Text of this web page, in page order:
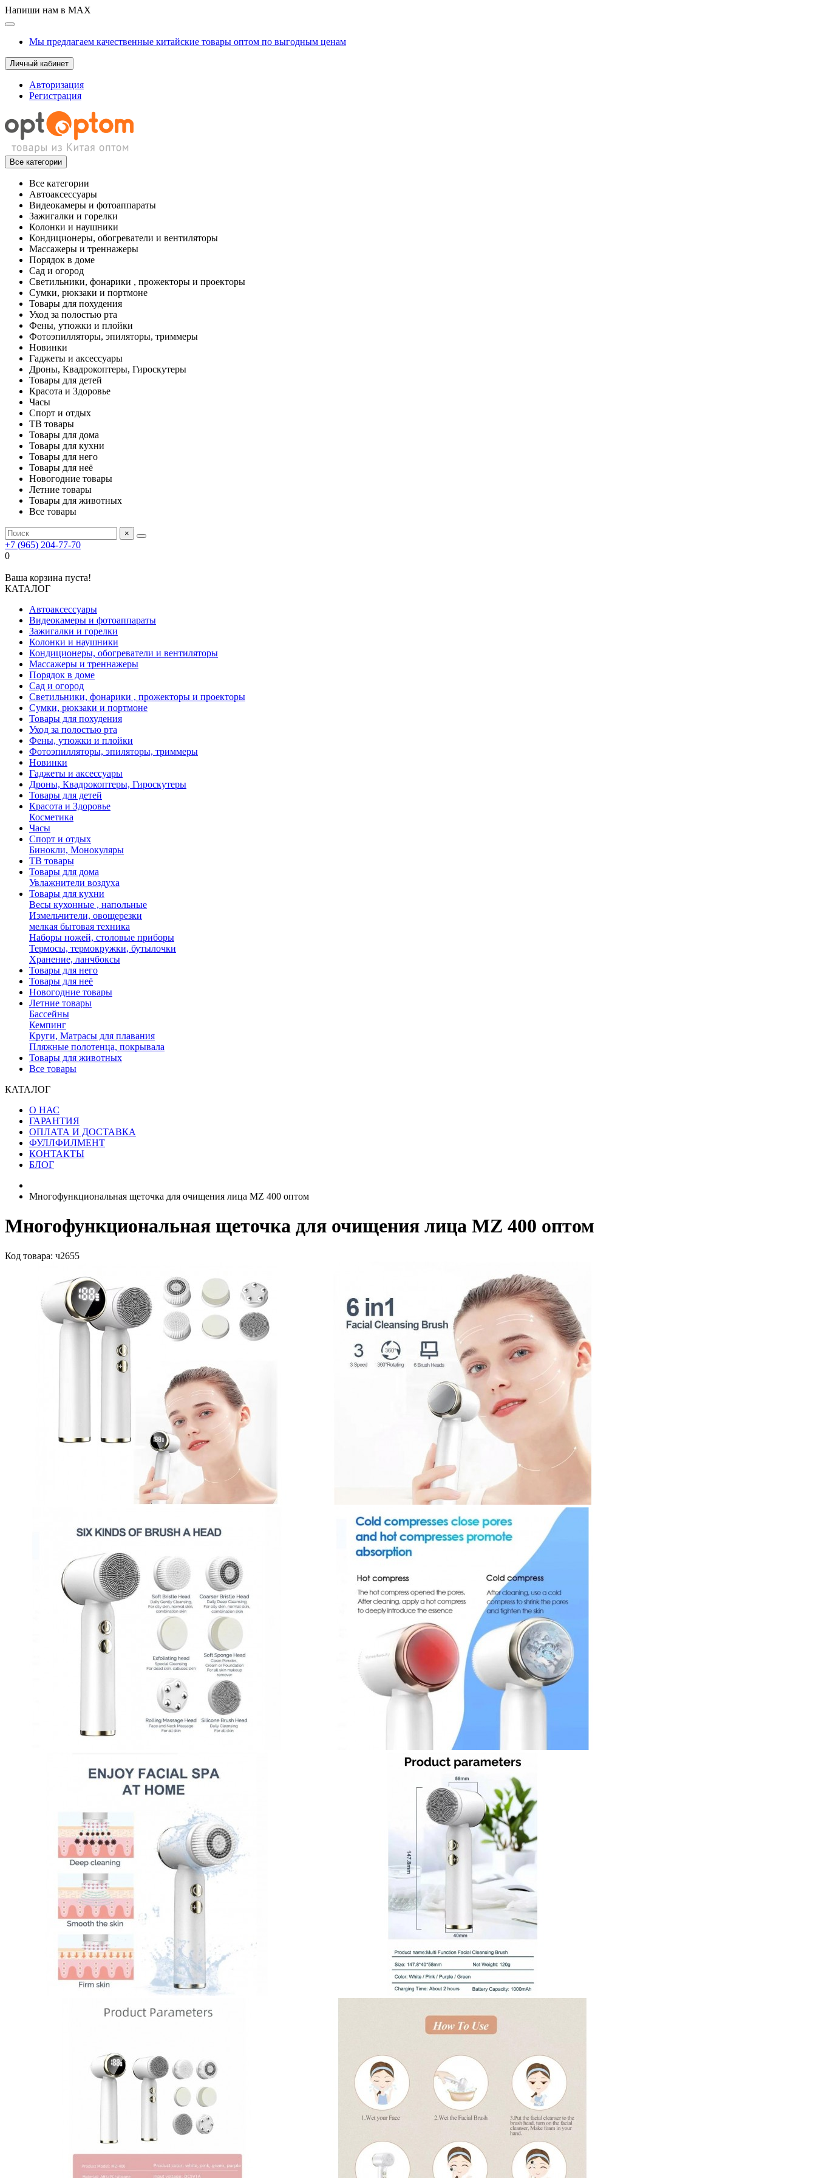
Напиши нам в MAX
Мы предлагаем качественные китайские товары оптом по выгодным ценам
Личный кабинет
Авторизация
Регистрация
Все категории
Все категории
Автоаксессуары
Видеокамеры и фотоаппараты
Зажигалки и горелки
Колонки и наушники
Кондиционеры, обогреватели и вентиляторы
Массажеры и треннажеры
Порядок в доме
Сад и огород
Светильники, фонарики , прожекторы и проекторы
Сумки, рюкзаки и портмоне
Товары для похудения
Уход за полостью рта
Фены, утюжки и плойки
Фотоэпилляторы, эпиляторы, триммеры
Новинки
Гаджеты и аксессуары
Дроны, Квадрокоптеры, Гироскутеры
Товары для детей
Красота и Здоровье
Часы
Спорт и отдых
ТВ товары
Товары для дома
Товары для кухни
Товары для него
Товары для неё
Новогодние товары
Летние товары
Товары для животных
Все товары
×
+7 (965) 204-77-70
0
Ваша корзина пуста!
КАТАЛОГ
Автоаксессуары
Видеокамеры и фотоаппараты
Зажигалки и горелки
Колонки и наушники
Кондиционеры, обогреватели и вентиляторы
Массажеры и треннажеры
Порядок в доме
Сад и огород
Светильники, фонарики , прожекторы и проекторы
Сумки, рюкзаки и портмоне
Товары для похудения
Уход за полостью рта
Фены, утюжки и плойки
Фотоэпилляторы, эпиляторы, триммеры
Новинки
Гаджеты и аксессуары
Дроны, Квадрокоптеры, Гироскутеры
Товары для детей
Красота и Здоровье
Косметика
Часы
Спорт и отдых
Бинокли, Монокуляры
ТВ товары
Товары для дома
Увлажнители воздуха
Товары для кухни
Весы кухонные , напольные
Измельчители, овощерезки
мелкая бытовая техника
Наборы ножей, столовые приборы
Термосы, термокружки, бутылочки
Хранение, ланчбоксы
Товары для него
Товары для неё
Новогодние товары
Летние товары
Бассейны
Кемпинг
Круги, Матрасы для плавания
Пляжные полотенца, покрывала
Товары для животных
Все товары
КАТАЛОГ
О НАС
ГАРАНТИЯ
ОПЛАТА И ДОСТАВКА
ФУЛЛФИЛМЕНТ
КОНТАКТЫ
БЛОГ
Многофункциональная щеточка для очищения лица MZ 400 оптом
Многофункциональная щеточка для очищения лица MZ 400 оптом
Код товара: ч2655